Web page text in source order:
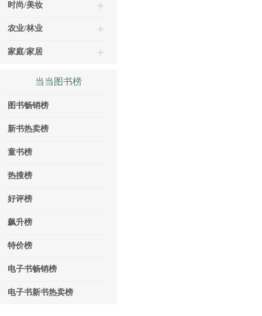
时尚/美妆
农业/林业
家庭/家居
当当图书榜
图书畅销榜
新书热卖榜
童书榜
热搜榜
好评榜
飙升榜
特价榜
电子书畅销榜
电子书新书热卖榜